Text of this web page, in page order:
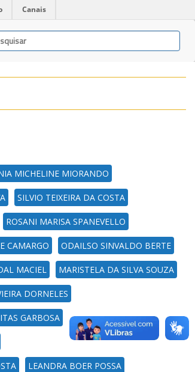
Canais
MICHELINE MIORANDO
SILVIO TEIXEIRA DA COSTA
ROSANI MARISA SPANEVELLO
CAMARGO ODAILSO SINVALDO BERTE
MACIEL MARISTELA DA SILVA SOUZA
DORNELES
GARBOSA
LEANDRA BOER POSSA